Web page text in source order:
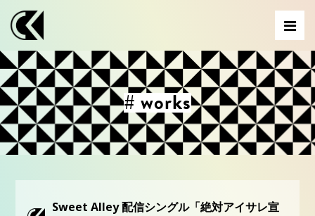
# works
Sweet Alley 配信シングル「絶対アイサレ宣